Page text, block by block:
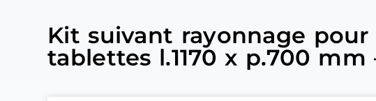
Kit suivant rayonnage
tablettes l.1170 x p.700 mm